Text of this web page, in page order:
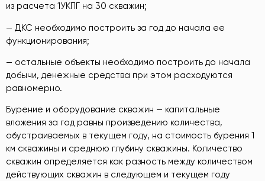
из расчета 1УКПГ на 30 скважин;
— ДКС необходимо построить за год до начала ее
функционирования;
— остальные объекты необходимо построить до начала
добычи, денежные средства при этом расходуются
равномерно.
Бурение и оборудование скважин — капитальные
вложения за год равны произведению количества,
обустраиваемых в текущем году, на стоимость бурения 1
км скважины и среднюю глубину скважины. Количество
скважин определяется как разность между количеством
действующих скважин в следующем и текущем году